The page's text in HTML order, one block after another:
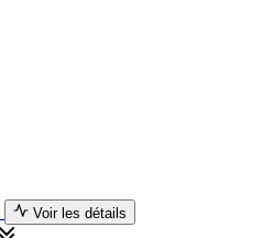
Voir les détails